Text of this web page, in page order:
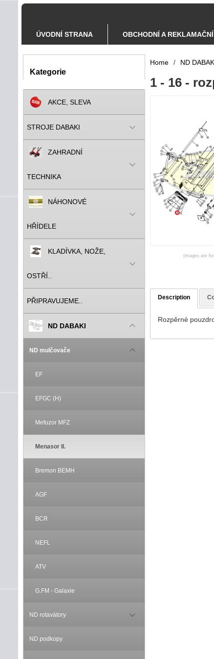
ÚVODNÍ STRANA OBCHODNÍ A
Kategorie
AKCE, SLEVA
STROJE DABAKI
ZAHRADNÍ
TECHNIKA
NÁHONOVÉ
HŘÍDELE
KLADÍVKA, NOŽE,
OSTŘÍ..
PŘIPRAVUJEME..
ND DABAKI
ND mulčovače
EF
EFGC (H)
Mefuzor MFZ
Menasor II.
Bremon BEMH
AGF
BCR
NEFL
ATV
G.FM - Galaxie
ND rotavátory
ND podkopy
Home / ND
1 - 16 -
(images are
Description
Rozpěrné